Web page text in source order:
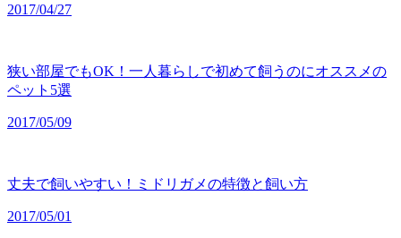
2017/04/27
狭い部屋でもOK！一人暮らしで初めて飼うのにオススメの
ペット5選
2017/05/09
丈夫で飼いやすい！ミドリガメの特徴と飼い方
2017/05/01